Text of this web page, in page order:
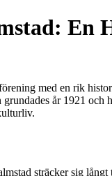
En
med en rik
år 1921 och
sträcker sig långt